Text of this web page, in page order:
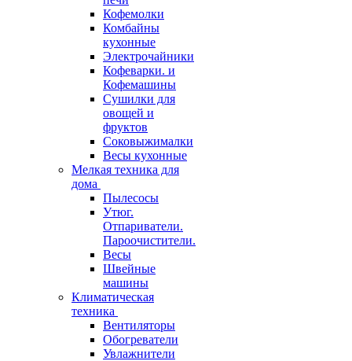
Кофемолки
Комбайны
кухонные
Электрочайники
Кофеварки. и
Кофемашины
Сушилки для
овощей и
фруктов
Соковыжималки
Весы кухонные
Мелкая техника для
дома
Пылесосы
Утюг.
Отпариватели.
Пароочистители.
Весы
Швейные
машины
Климатическая
техника
Вентиляторы
Обогреватели
Увлажнители